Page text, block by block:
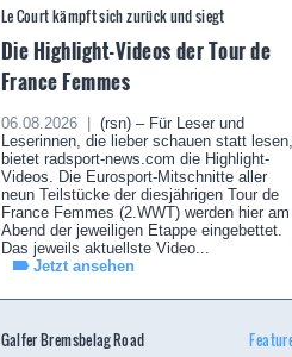
Le Court kämpft sich zurück und siegt
Die Highlight-Videos der Tour de
France Femmes
06.08.2026 |
(rsn) – Für Leser und
Leserinnen, die lieber schauen statt lesen,
bietet radsport-news.com die Highlight-
Videos. Die Eurosport-Mitschnitte aller
neun Teilstücke der diesjährigen Tour de
France Femmes (2.WWT) werden hier am
Abend der jeweiligen Etappe eingebettet.
Das jeweils aktuellste Video...
Jetzt ansehen
Galfer Bremsbelag Road